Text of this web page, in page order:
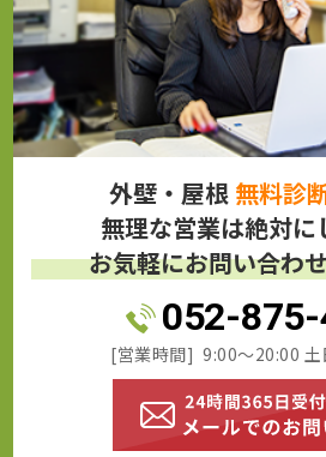
外壁・屋根 無料診
無理な営業は絶対に
お気軽にお問い合わ
052-
[営業時間] 9:00～20:00 土